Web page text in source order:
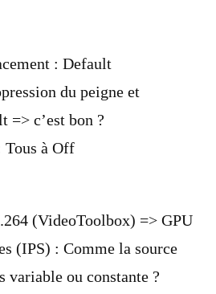
: Default
du peigne et
=> c’est bon ?
Tous à Off
(VideoToolbox) => GPU
(IPS) : Comme la source
variable ou constante ?